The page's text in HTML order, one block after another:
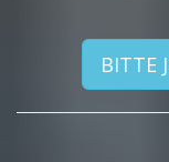
BITTE